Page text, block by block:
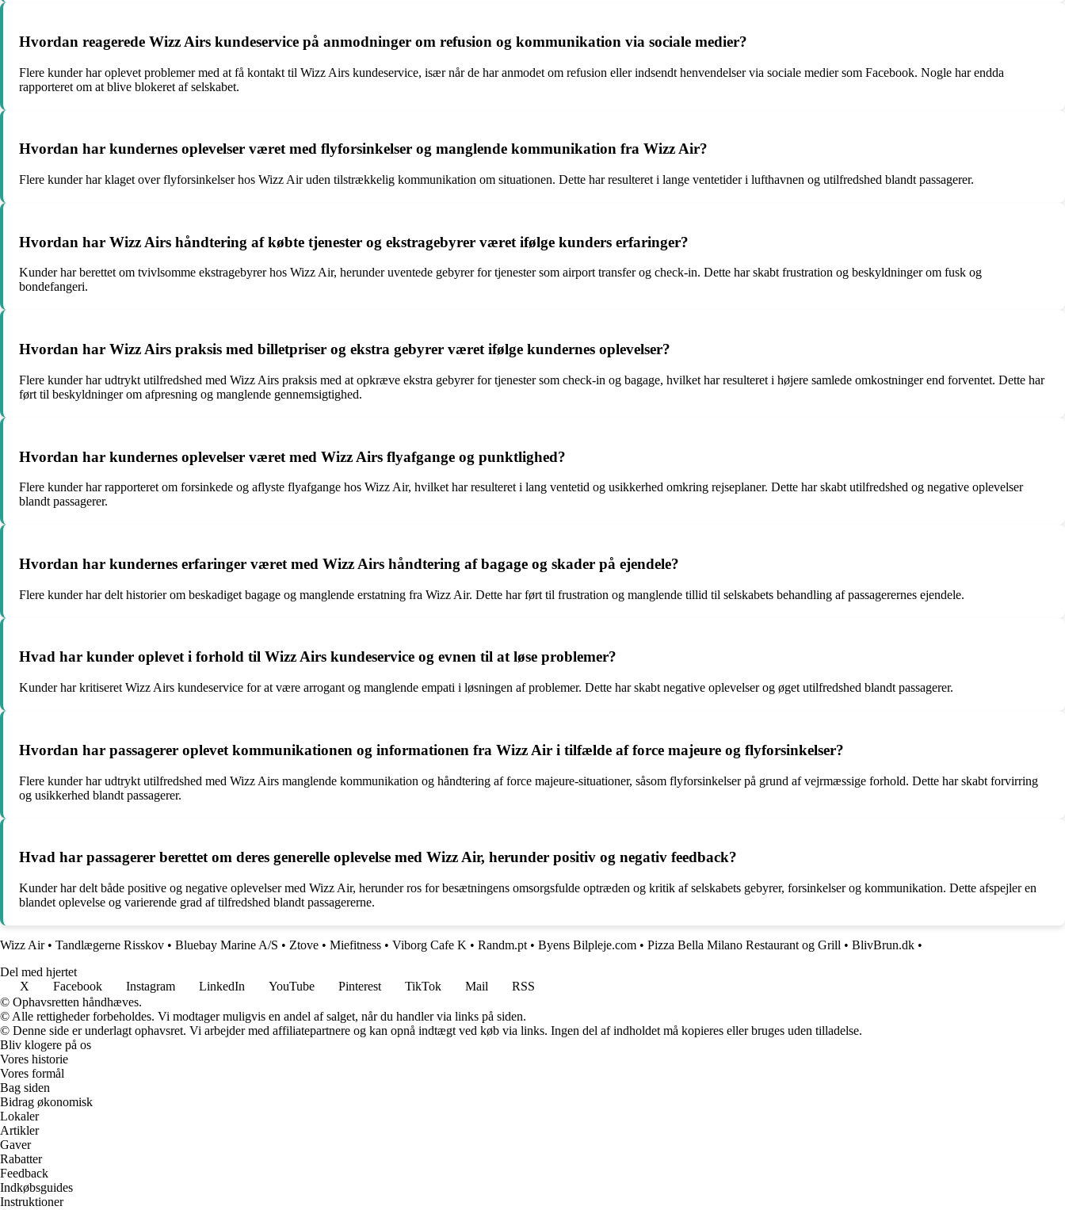
Hvordan reagerede Wizz Airs kundeservice på anmodninger om refusion og kommunikation via sociale medier?
Flere kunder har oplevet problemer med at få kontakt til Wizz Airs kundeservice, især når de har anmodet om refusion eller indsendt henvendelser via sociale medier som Facebook. Nogle har endda
rapporteret om at blive blokeret af selskabet.
Hvordan har kundernes oplevelser været med flyforsinkelser og manglende kommunikation fra Wizz Air?
Flere kunder har klaget over flyforsinkelser hos Wizz Air uden tilstrækkelig kommunikation om situationen. Dette har resulteret i lange ventetider i lufthavnen og utilfredshed blandt passagerer.
Hvordan har Wizz Airs håndtering af købte tjenester og ekstragebyrer været ifølge kunders erfaringer?
Kunder har berettet om tvivlsomme ekstragebyrer hos Wizz Air, herunder uventede gebyrer for tjenester som airport transfer og check-in. Dette har skabt frustration og beskyldninger om fusk og
bondefangeri.
Hvordan har Wizz Airs praksis med billetpriser og ekstra gebyrer været ifølge kundernes oplevelser?
Flere kunder har udtrykt utilfredshed med Wizz Airs praksis med at opkræve ekstra gebyrer for tjenester som check-in og bagage, hvilket har resulteret i højere samlede omkostninger end forventet. Dette har
ført til beskyldninger om afpresning og manglende gennemsigtighed.
Hvordan har kundernes oplevelser været med Wizz Airs flyafgange og punktlighed?
Flere kunder har rapporteret om forsinkede og aflyste flyafgange hos Wizz Air, hvilket har resulteret i lang ventetid og usikkerhed omkring rejseplaner. Dette har skabt utilfredshed og negative oplevelser
blandt passagerer.
Hvordan har kundernes erfaringer været med Wizz Airs håndtering af bagage og skader på ejendele?
Flere kunder har delt historier om beskadiget bagage og manglende erstatning fra Wizz Air. Dette har ført til frustration og manglende tillid til selskabets behandling af passagerernes ejendele.
Hvad har kunder oplevet i forhold til Wizz Airs kundeservice og evnen til at løse problemer?
Kunder har kritiseret Wizz Airs kundeservice for at være arrogant og manglende empati i løsningen af problemer. Dette har skabt negative oplevelser og øget utilfredshed blandt passagerer.
Hvordan har passagerer oplevet kommunikationen og informationen fra Wizz Air i tilfælde af force majeure og flyforsinkelser?
Flere kunder har udtrykt utilfredshed med Wizz Airs manglende kommunikation og håndtering af force majeure-situationer, såsom flyforsinkelser på grund af vejrmæssige forhold. Dette har skabt forvirring
og usikkerhed blandt passagerer.
Hvad har passagerer berettet om deres generelle oplevelse med Wizz Air, herunder positiv og negativ feedback?
Kunder har delt både positive og negative oplevelser med Wizz Air, herunder ros for besætningens omsorgsfulde optræden og kritik af selskabets gebyrer, forsinkelser og kommunikation. Dette afspejler en
blandet oplevelse og varierende grad af tilfredshed blandt passagererne.
Wizz Air• Tandlægerne Risskov • Bluebay Marine A/S • Ztove • Miefitness • Viborg Cafe K • Randm.pt • Byens Bilpleje.com • Pizza Bella Milano Restaurant og Grill • BlivBrun.dk •
Del med hjertet
X
Facebook Instagram LinkedIn YouTube Pinterest TikTok Mail
RSS
© Ophavsretten håndhæves.
© Alle rettigheder forbeholdes. Vi modtager muligvis en andel af salget, når du handler via links på siden.
© Denne side er underlagt ophavsret. Vi arbejder med affiliatepartnere og kan opnå indtægt ved køb via links. Ingen del af indholdet må kopieres eller bruges uden tilladelse.
Bliv klogere på os
Vores historie
Vores formål
Bag siden
Bidrag økonomisk
Lokaler
Artikler
Gaver
Rabatter
Feedback
Indkøbsguides
Instruktioner